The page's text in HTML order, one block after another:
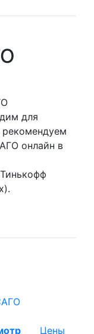
для
онлайн в
Цены